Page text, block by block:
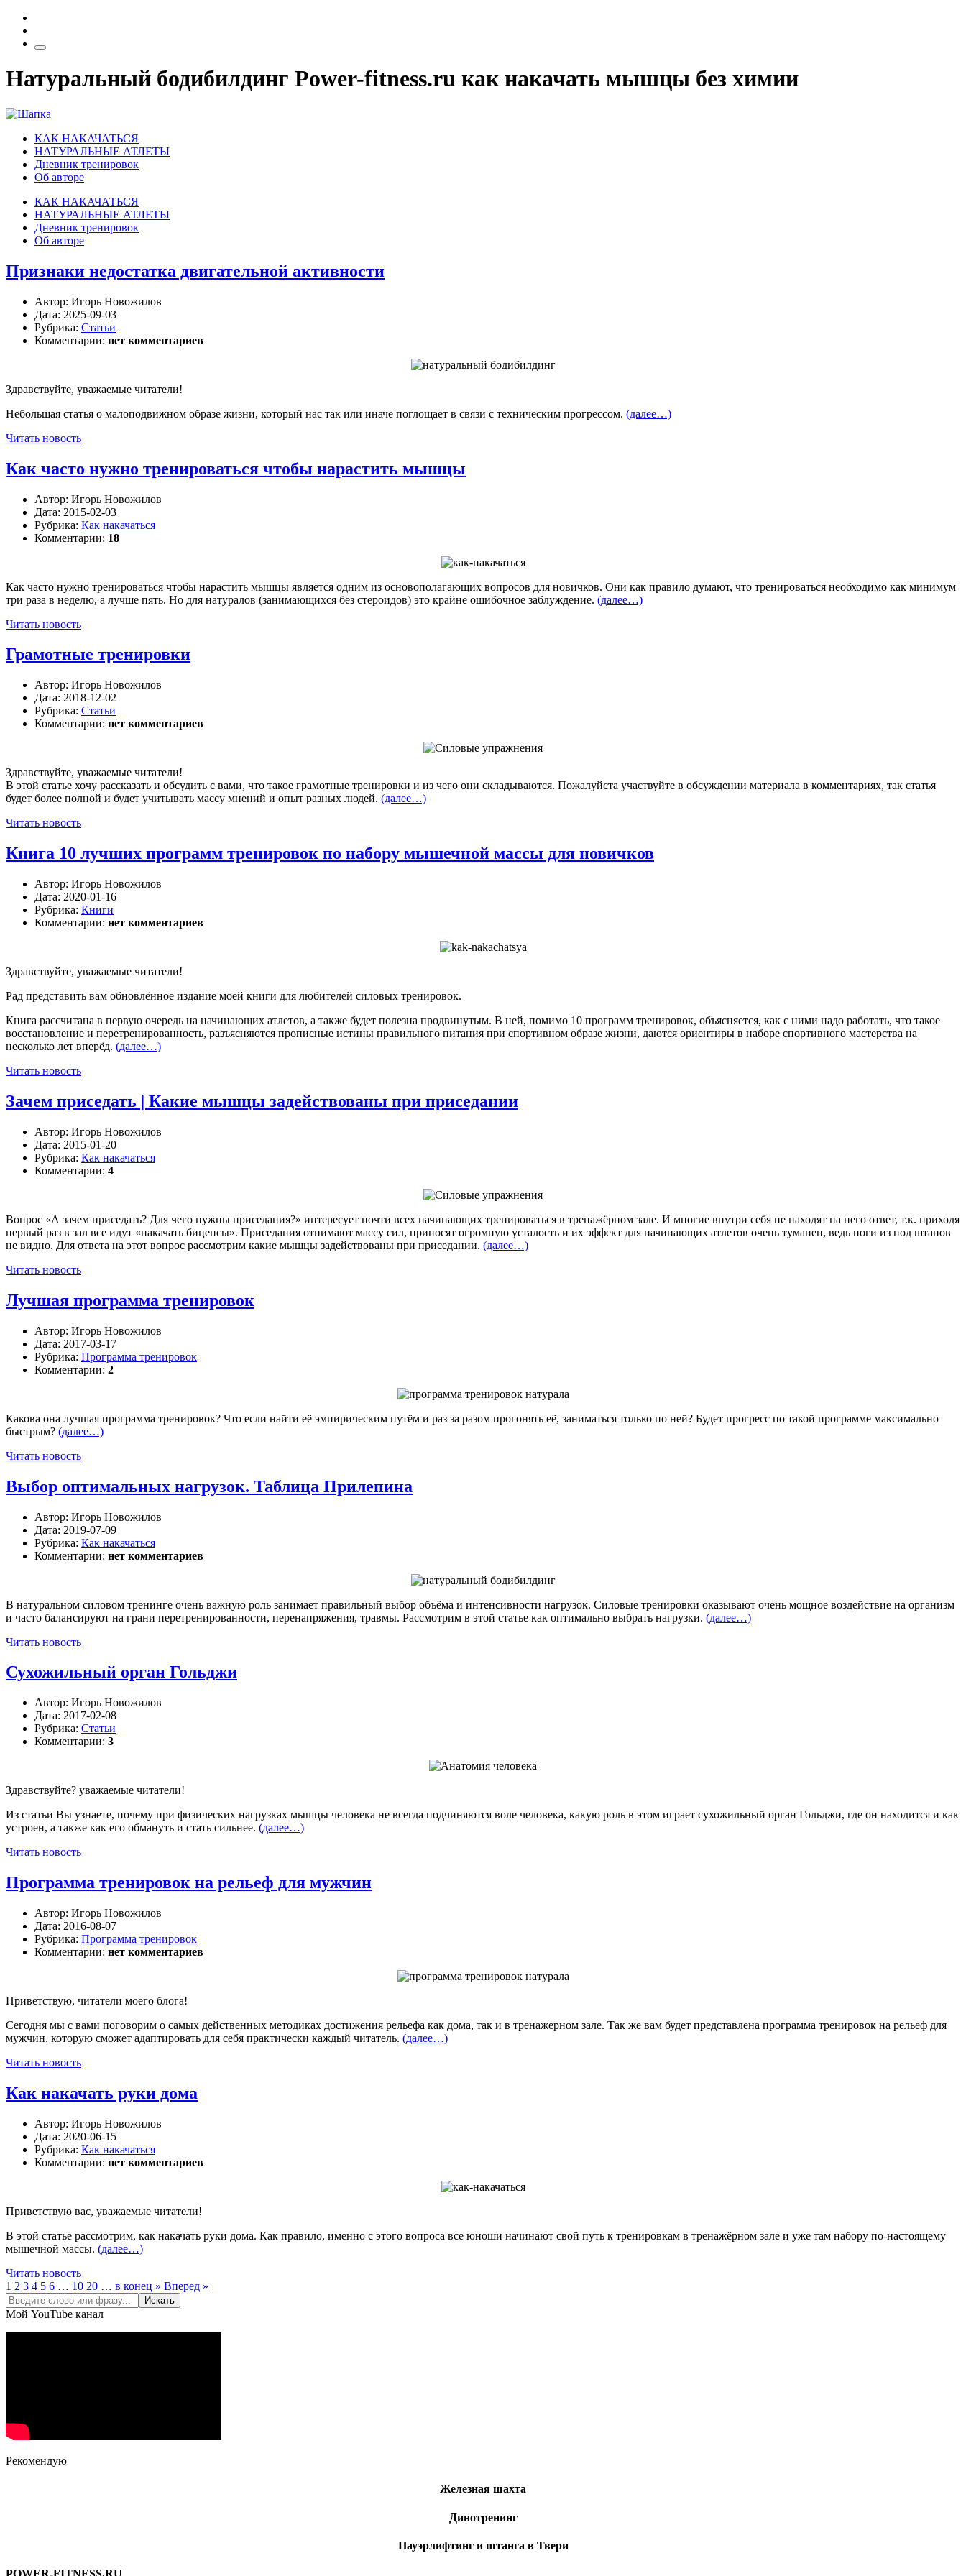
Натуральный бодибилдинг Power-fitness.ru как накачать мышцы без химии
КАК НАКАЧАТЬСЯ
НАТУРАЛЬНЫЕ АТЛЕТЫ
Дневник тренировок
Об авторе
КАК НАКАЧАТЬСЯ
НАТУРАЛЬНЫЕ АТЛЕТЫ
Дневник тренировок
Об авторе
Признаки недостатка двигательной активности
Автор: Игорь Новожилов
Дата: 2025-09-03
Рубрика: Статьи
Комментарии: нет комментариев
Здравствуйте, уважаемые читатели!
Небольшая статья о малоподвижном образе жизни, который нас так или иначе поглощает в связи с техническим прогрессом. (далее…)
Читать новость
Как часто нужно тренироваться чтобы нарастить мышцы
Автор: Игорь Новожилов
Дата: 2015-02-03
Рубрика: Как накачаться
Комментарии: 18
Как часто нужно тренироваться чтобы нарастить мышцы является одним из основополагающих вопросов для новичков. Они как правило думают, что тренироваться необходимо как минимум
три раза в неделю, а лучше пять. Но для натуралов (занимающихся без стероидов) это крайне ошибочное заблуждение. (далее…)
Читать новость
Грамотные тренировки
Автор: Игорь Новожилов
Дата: 2018-12-02
Рубрика: Статьи
Комментарии: нет комментариев
Здравствуйте, уважаемые читатели!
В этой статье хочу рассказать и обсудить с вами, что такое грамотные тренировки и из чего они складываются. Пожалуйста участвуйте в обсуждении материала в комментариях, так статья
будет более полной и будет учитывать массу мнений и опыт разных людей. (далее…)
Читать новость
Книга 10 лучших программ тренировок по набору мышечной массы для новичков
Автор: Игорь Новожилов
Дата: 2020-01-16
Рубрика: Книги
Комментарии: нет комментариев
Здравствуйте, уважаемые читатели!
Рад представить вам обновлённое издание моей книги для любителей силовых тренировок.
Книга рассчитана в первую очередь на начинающих атлетов, а также будет полезна продвинутым. В ней, помимо 10 программ тренировок, объясняется, как с ними надо работать, что такое
восстановление и перетренированность, разъясняются прописные истины правильного питания при спортивном образе жизни, даются ориентиры в наборе спортивного мастерства на
несколько лет вперёд. (далее…)
Читать новость
Зачем приседать | Какие мышцы задействованы при приседании
Автор: Игорь Новожилов
Дата: 2015-01-20
Рубрика: Как накачаться
Комментарии: 4
Вопрос «А зачем приседать? Для чего нужны приседания?» интересует почти всех начинающих тренироваться в тренажёрном зале. И многие внутри себя не находят на него ответ, т.к. приходя
первый раз в зал все идут «накачать бицепсы». Приседания отнимают массу сил, приносят огромную усталость и их эффект для начинающих атлетов очень туманен, ведь ноги из под штанов
не видно. Для ответа на этот вопрос рассмотрим какие мышцы задействованы при приседании. (далее…)
Читать новость
Лучшая программа тренировок
Автор: Игорь Новожилов
Дата: 2017-03-17
Рубрика: Программа тренировок
Комментарии: 2
Какова она лучшая программа тренировок? Что если найти её эмпирическим путём и раз за разом прогонять её, заниматься только по ней? Будет прогресс по такой программе максимально
быстрым? (далее…)
Читать новость
Выбор оптимальных нагрузок. Таблица Прилепина
Автор: Игорь Новожилов
Дата: 2019-07-09
Рубрика: Как накачаться
Комментарии: нет комментариев
В натуральном силовом тренинге очень важную роль занимает правильный выбор объёма и интенсивности нагрузок. Силовые тренировки оказывают очень мощное воздействие на организм
и часто балансируют на грани перетренированности, перенапряжения, травмы. Рассмотрим в этой статье как оптимально выбрать нагрузки. (далее…)
Читать новость
Сухожильный орган Гольджи
Автор: Игорь Новожилов
Дата: 2017-02-08
Рубрика: Статьи
Комментарии: 3
Здравствуйте? уважаемые читатели!
Из статьи Вы узнаете, почему при физических нагрузках мышцы человека не всегда подчиняются воле человека, какую роль в этом играет сухожильный орган Гольджи, где он находится и как
устроен, а также как его обмануть и стать сильнее. (далее…)
Читать новость
Программа тренировок на рельеф для мужчин
Автор: Игорь Новожилов
Дата: 2016-08-07
Рубрика: Программа тренировок
Комментарии: нет комментариев
Приветствую, читатели моего блога!
Сегодня мы с вами поговорим о самых действенных методиках достижения рельефа как дома, так и в тренажерном зале. Так же вам будет представлена программа тренировок на рельеф для
мужчин, которую сможет адаптировать для себя практически каждый читатель. (далее…)
Читать новость
Как накачать руки дома
Автор: Игорь Новожилов
Дата: 2020-06-15
Рубрика: Как накачаться
Комментарии: нет комментариев
Приветствую вас, уважаемые читатели!
В этой статье рассмотрим, как накачать руки дома. Как правило, именно с этого вопроса все юноши начинают свой путь к тренировкам в тренажёрном зале и уже там набору по-настоящему
мышечной массы. (далее…)
Читать новость
1 2 3 4 5 6 … 10 20 … в конец » Вперед »
Мой YouTube канал
Рекомендую
Железная шахта
Динотренинг
Пауэрлифтинг и штанга в Твери
POWER-FITNESS.RU